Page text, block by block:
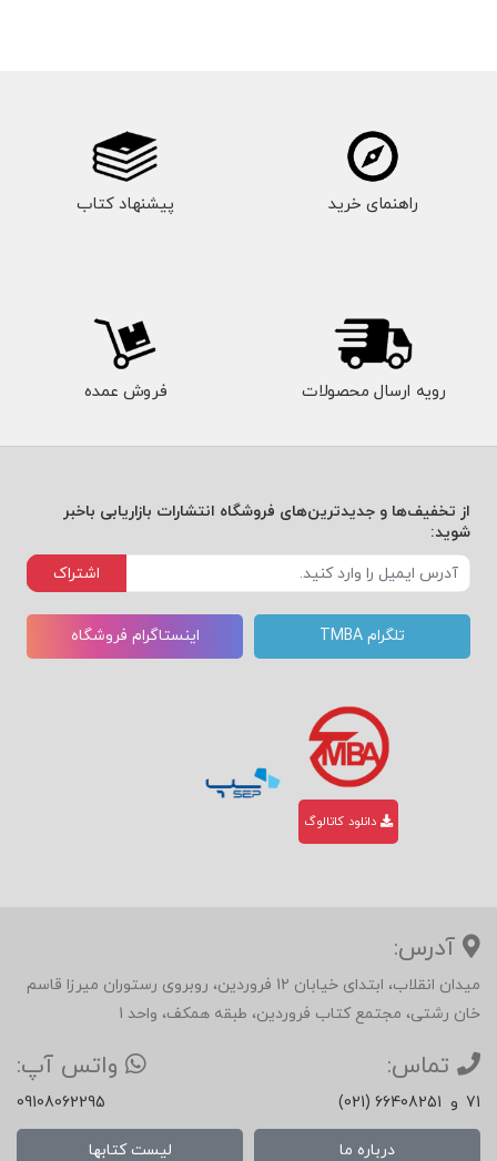
راهنمای خرید پیشنهاد کتاب
رویه ارسال محصولات فروش عمده
از تخفیف‌ها و جدیدترین‌های فروشگاه انتشارات بازاریابی باخبر
شوید:
اشتراک
تلگرام TMBA اینستاگرام فروشگاه
دانلود کاتالوگ
آدرس:
میدان انقلاب، ابتدای خیابان 12 فروردین، روبروی رستوران میرزا قاسم
خان رشتی، مجتمع کتاب فروردین، طبقه همکف، واحد 1
تماس:
(021) 66408251 و 71
واتس آپ:
09108062295
درباره ما لیست کتابها